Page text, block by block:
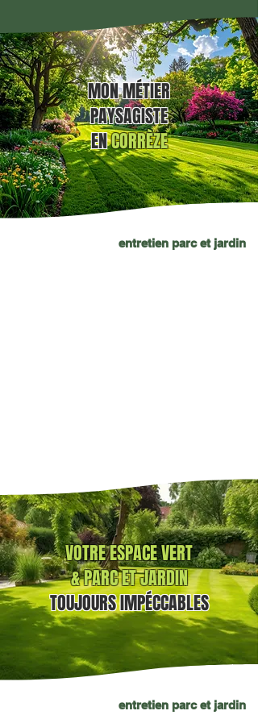
MON MÉTIER
PAYSAGISTE
ENCORRÈZE
entretien parc et jardin
VOTRE ESPACE VERT
& PARC ET JARDIN
TOUJOURSIMPÉCCABLES
entretien parc et jardin